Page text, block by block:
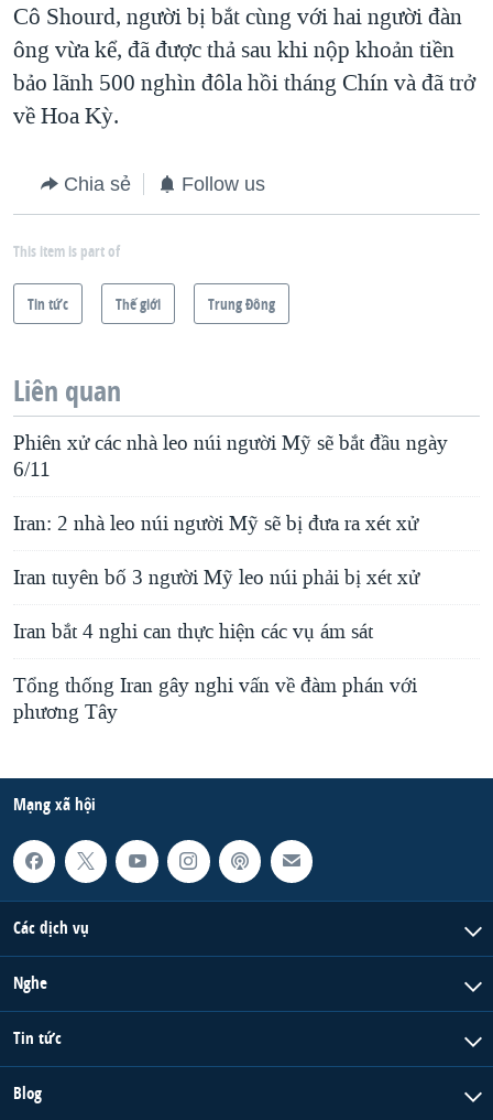
Cô Shourd, người bị bắt cùng với hai người đàn
ông vừa kể, đã được thả sau khi nộp khoản tiền
bảo lãnh 500 nghìn đôla hồi tháng Chín và đã trở
về Hoa Kỳ.
Chia sẻ Follow us
This item is part of
Tin tức Thế giới Trung Ðông
Liên quan
Phiên xử các nhà leo núi người Mỹ sẽ bắt đầu ngày
6/11
Iran: 2 nhà leo núi người Mỹ sẽ bị đưa ra xét xử
Iran tuyên bố 3 người Mỹ leo núi phải bị xét xử
Iran bắt 4 nghi can thực hiện các vụ ám sát
Tổng thống Iran gây nghi vấn về đàm phán với
phương Tây
Mạng xã hội
Các dịch vụ
Nghe
Tin tức
Blog